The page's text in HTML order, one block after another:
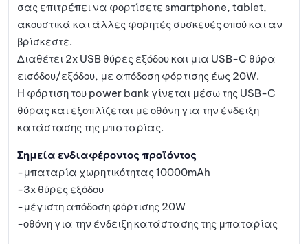
σας επιτρέπει να φορτίσετε smartphone, tablet,
ακουστικά και άλλες φορητές συσκευές οπού και αν
βρίσκεστε.
Διαθέτει 2x USB θύρες εξόδου και μια USB-C θύρα
εισόδου/εξόδου, με απόδοση φόρτισης έως 20W.
Η φόρτιση του power bank γίνεται μέσω της USB-C
θύρας και εξοπλίζεται με οθόνη για την ένδειξη
κατάστασης της μπαταρίας.
Σημεία ενδιαφέροντος προϊόντος
-μπαταρία χωρητικότητας 10000mAh
-3x θύρες εξόδου
-μέγιστη απόδοση φόρτισης 20W
-οθόνη για την ένδειξη κατάστασης της μπαταρίας